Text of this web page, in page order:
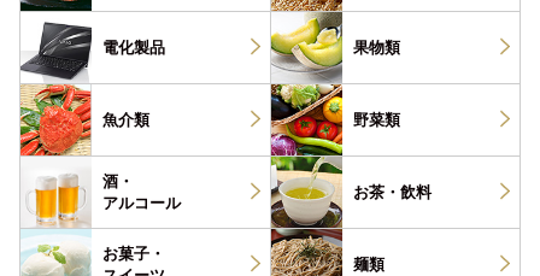
電化製品 果物類
魚介類 野菜類
酒・
アルコール
お茶・ 飲料
お菓子・
麺類